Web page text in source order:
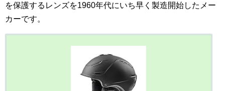
を保護するレンズを1960年代にいち早く製造開始したメー
カーです。